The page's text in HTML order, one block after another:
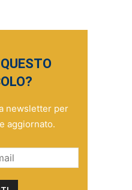
newsletter per
aggiornato.